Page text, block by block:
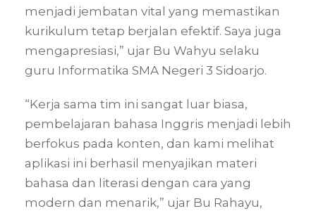
menjadi jembatan vital yang memastikan
kurikulum tetap berjalan efektif. Saya juga
mengapresiasi,” ujar Bu Wahyu selaku
guru Informatika SMA Negeri 3 Sidoarjo.
“Kerja sama tim ini sangat luar biasa,
pembelajaran bahasa Inggris menjadi lebih
berfokus pada konten, dan kami melihat
aplikasi ini berhasil menyajikan materi
bahasa dan literasi dengan cara yang
modern dan menarik,” ujar Bu Rahayu,